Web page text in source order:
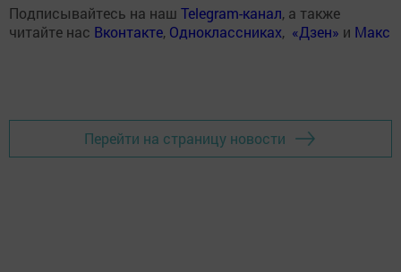
Подписывайтесь на наш Telegram-канал, а также
читайте нас Вконтакте, Одноклассниках, «Дзен» и Макс
Перейти на страницу новости